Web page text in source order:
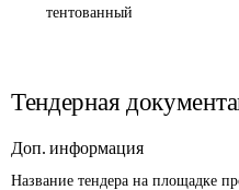
тентованный
Тендерная
Доп. информация
Название тендера на площадке